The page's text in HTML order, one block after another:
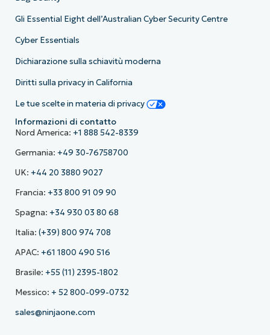
Gli Essential Eight dell’Australian Cyber Security Centre
Cyber Essentials
Dichiarazione sulla schiavitù moderna
Diritti sulla privacy in California
Le tue scelte in materia di privacy
Informazioni di contatto
Nord America: +1 888 542-8339
Germania: +49 30-76758700
UK: +44 20 3880 9027
Francia: +33 800 91 09 90
Spagna: +34 930 03 80 68
Italia: (+39) 800 974 708
APAC: +61 1800 490 516
Brasile: +55 (11) 2395-1802
Messico: + 52 800-099-0732
sales@ninjaone.com